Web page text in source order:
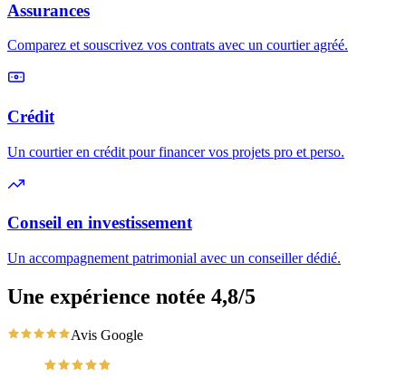
Assurances
Comparez et souscrivez vos contrats avec un courtier agréé.
Crédit
Un courtier en crédit pour financer vos projets pro et perso.
Conseil en investissement
Un accompagnement patrimonial avec un conseiller dédié.
Une expérience notée 4,8/5
Avis Google